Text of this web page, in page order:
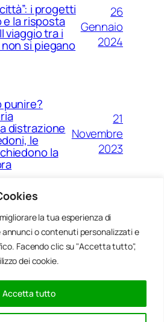
la tua esperienza di
o contenuti personalizzati e
Facendo clic su "Accetta tutto",
dei cookie.
Accetta tutto
i progetti
e la risposta
viaggio tra i
si piegano
26
Gennaio
2024
punire?
distrazione
le
la
21
Novembre
2023
e quell’anno
mai arrivato a Agosto
2023
passo della
parco eolico
Gennaio